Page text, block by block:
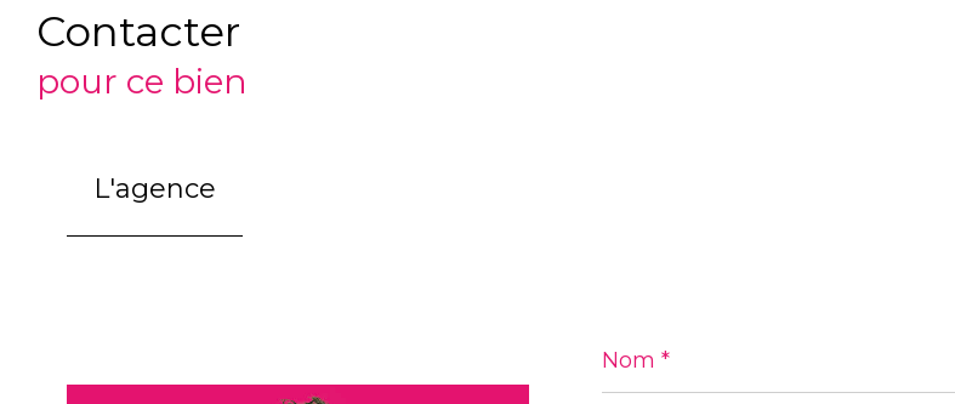
Contacter
pour ce bien
L'agence
*